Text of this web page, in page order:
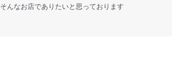
そんなお店でありたいと思っております